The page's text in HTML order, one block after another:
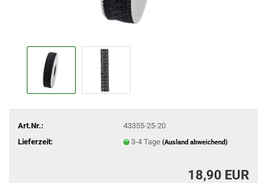
Art.Nr.:
43355-25-20
Lieferzeit:
3-4 Tage (Ausland abweichend)
18,90 EUR